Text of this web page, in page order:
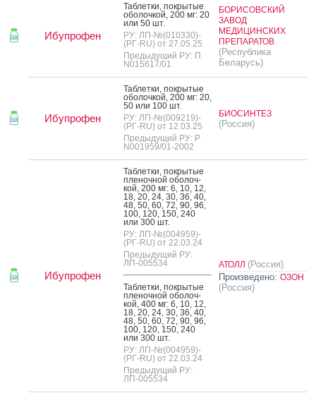
Ибупрофен
Таб­летки, пок­ры­тые
обо­лоч­кой, 200 мг: 20
или 50 шт.
РУ: ЛП-№(010330)-
(РГ-RU) от 27.05.25
Предыдущий РУ: П
N015617/01
БОРИСОВСКИЙ
ЗАВОД
МЕДИЦИНСКИХ
ПРЕПАРАТОВ
(Республика
Беларусь)
Ибупрофен
Таб­летки, пок­ры­тые
обо­лоч­кой, 200 мг: 20,
50 или 100 шт.
РУ: ЛП-№(009219)-
(РГ-RU) от 12.03.25
Предыдущий РУ: Р
N001959/01-2002
БИОСИНТЕЗ
(Россия)
Ибупрофен
Таб­летки, пок­ры­тые
пле­ноч­ной обо­лоч­
кой, 200 мг: 6, 10, 12,
18, 20, 24, 30, 36, 40,
48, 50, 60, 72, 90, 96,
100, 120, 150, 240
или 300 шт.
РУ: ЛП-№(004959)-
(РГ-RU) от 22.03.24
Предыдущий РУ:
ЛП-005534
Таб­летки, пок­ры­тые
пле­ноч­ной обо­лоч­
кой, 400 мг: 6, 10, 12,
18, 20, 24, 30, 36, 40,
48, 50, 60, 72, 90, 96,
100, 120, 150, 240
или 300 шт.
РУ: ЛП-№(004959)-
(РГ-RU) от 22.03.24
Предыдущий РУ:
ЛП-005534
АТОЛЛ (Россия)
Произведено: ОЗОН
(Россия)